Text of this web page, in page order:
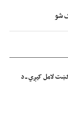
شو
لامل کیږي ــ د